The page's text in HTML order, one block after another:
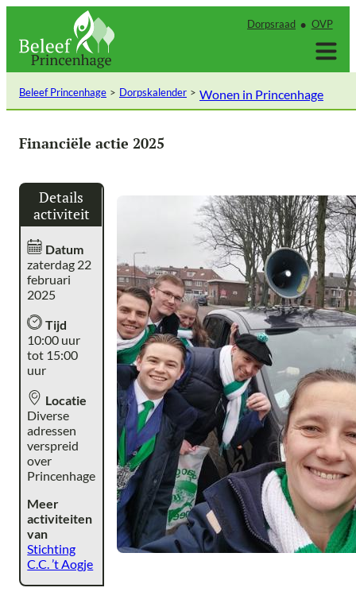
inhoud
Dorpsraad OVP
Beleef Princenhage Dorpskalender Wonen in Princenhage
Financiële actie 2025
Details
activiteit
Datum
zaterdag 22
februari
2025
Tijd
10:00 uur
tot 15:00
uur
Locatie
Diverse
adressen
verspreid
over
Princenhage
Meer
activiteiten
van
Stichting
C.C. ’t Aogje